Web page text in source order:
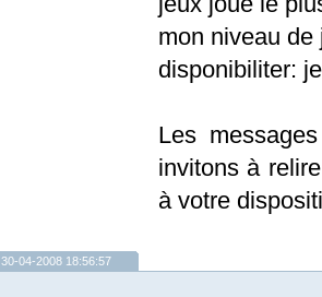
mon niveau de
disponibiliter:
Les
invitons à
à votre
30-04-2008 18:56:57